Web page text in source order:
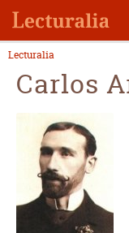
Lecturalia
Carlos